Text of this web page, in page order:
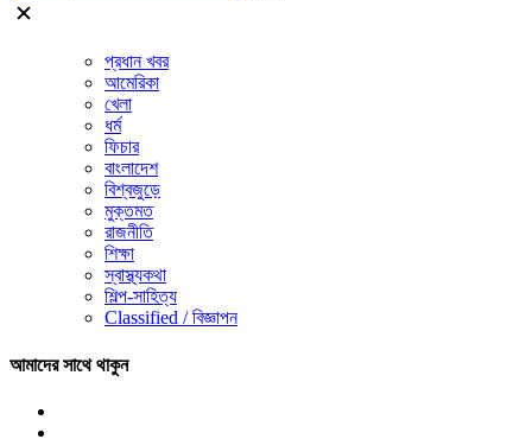
প্রধান খবর
আমেরিকা
খেলা
ধর্ম
ফিচার
বাংলাদেশ
বিশ্বজুড়ে
মুক্তমত
রাজনীতি
শিক্ষা
স্বাস্থ্যকথা
শিল্প-সাহিত্য
Classified / বিজ্ঞাপন
আমাদের সাথে থাকুন